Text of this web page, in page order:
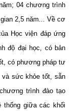
04 chương trình
2,5 năm... Về cơ
Học viện đáp ứng
độ đại học, có bản
có phương pháp tư
và sức khỏe tốt, sẵn
trình đào tạo
giữa các khối